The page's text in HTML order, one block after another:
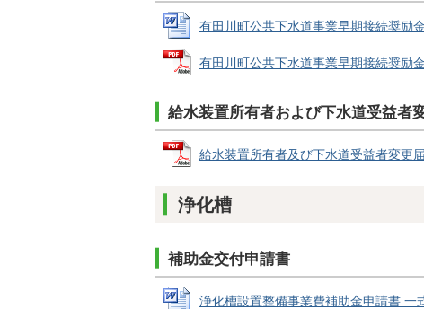
有田川町公共下水道事業早期接続奨励
有田川町公共下水道事業早期接続奨励
給水装置所有者および下水道受益者
給水装置所有者及び下水道受益者変更
浄化槽
補助金交付申請書
浄化槽設置整備事業費補助金申請書